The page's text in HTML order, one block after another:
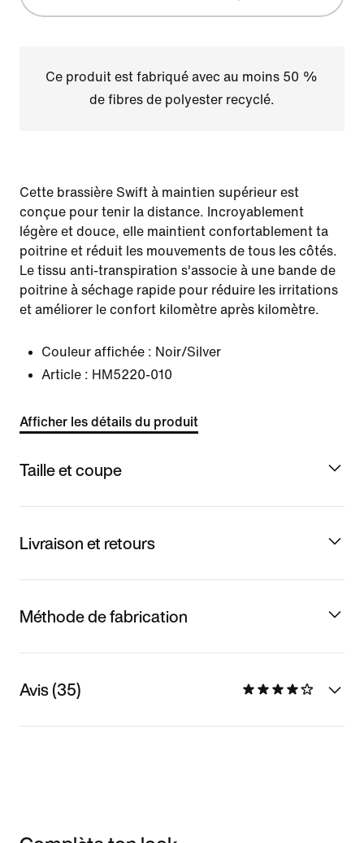
Ce produit est fabriqué avec au moins 50 %
de fibres de polyester recyclé.
Cette brassière Swift à maintien supérieur est
conçue pour tenir la distance. Incroyablement
légère et douce, elle maintient confortablement ta
poitrine et réduit les mouvements de tous les côtés.
Le tissu anti-transpiration s'associe à une bande de
poitrine à séchage rapide pour réduire les irritations
et améliorer le confort kilomètre après kilomètre.
Couleur affichée : Noir/Silver
Article : HM5220-010
Afficher les détails du produit
Taille et coupe
Livraison et retours
Méthode de fabrication
Avis (35)